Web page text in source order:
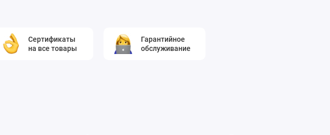
Сертификаты
на все товары
Гарантийное
обслуживание